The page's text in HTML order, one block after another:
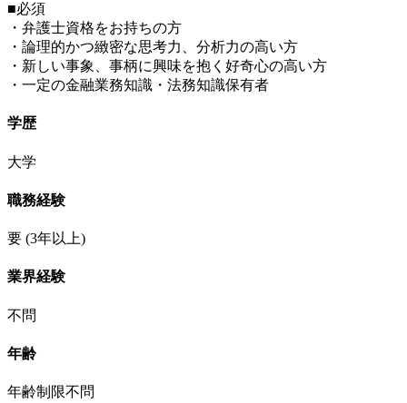
■必須
・弁護士資格をお持ちの方
・論理的かつ緻密な思考力、分析力の高い方
・新しい事象、事柄に興味を抱く好奇心の高い方
・一定の金融業務知識・法務知識保有者
学歴
大学
職務経験
要 (3年以上)
業界経験
不問
年齢
年齢制限不問